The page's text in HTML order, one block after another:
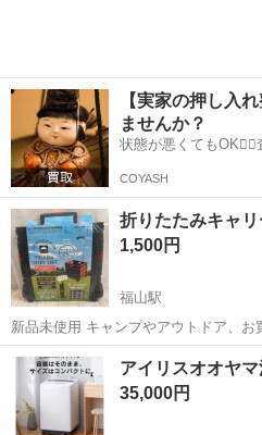
【実家の押し入
ませんか？
状態が悪くてもOK🙆‍♀️
COYASH
折りたたみキャ
1,500円
福山駅
新品未使用 キャンプやアウトドア、
広島 福山市 福山駅 その他
アイリスオオヤ
35,000円